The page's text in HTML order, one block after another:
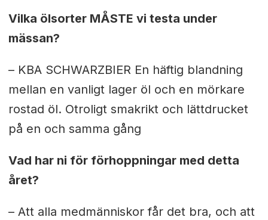
Vilka ölsorter MÅSTE vi testa under
mässan?
– KBA SCHWARZBIER En häftig blandning
mellan en vanligt lager öl och en mörkare
rostad öl. Otroligt smakrikt och lättdrucket
på en och samma gång
Vad har ni för förhoppningar med detta
året?
– Att alla medmänniskor får det bra, och att